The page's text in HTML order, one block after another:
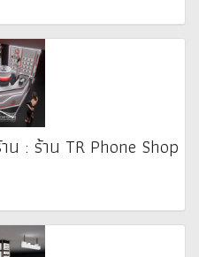
: ร้าน TR Phone Shop